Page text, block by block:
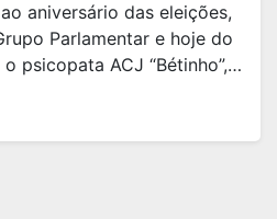
aniversário das eleições,
Parlamentar e hoje do
psicopata ACJ “Bétinho”,…